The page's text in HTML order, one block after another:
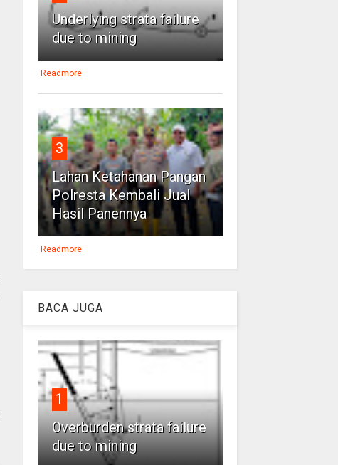
Underlying strata failure
due to mining
Readmore
3
Lahan Ketahanan Pangan
Polresta Kembali Jual
Hasil Panennya
Readmore
BACA JUGA
1
Overburden strata failure
due to mining